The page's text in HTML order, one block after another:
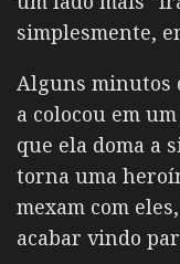
simplesmente,
Alguns minutos
a colocou em
que ela doma a
torna uma
mexam com
acabar vindo